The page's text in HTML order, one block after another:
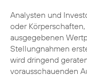
Analysten und
oder
ausgegebenen
Stellungnahmen
wird dringend
vorausschauenden